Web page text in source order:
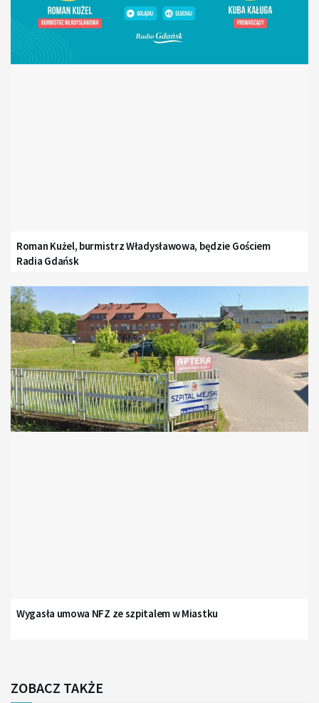
Roman Kużel, burmistrz Władysławowa, będzie Gościem
Radia Gdańsk
Wygasła umowa NFZ ze szpitalem w Miastku
ZOBACZ TAKŻE